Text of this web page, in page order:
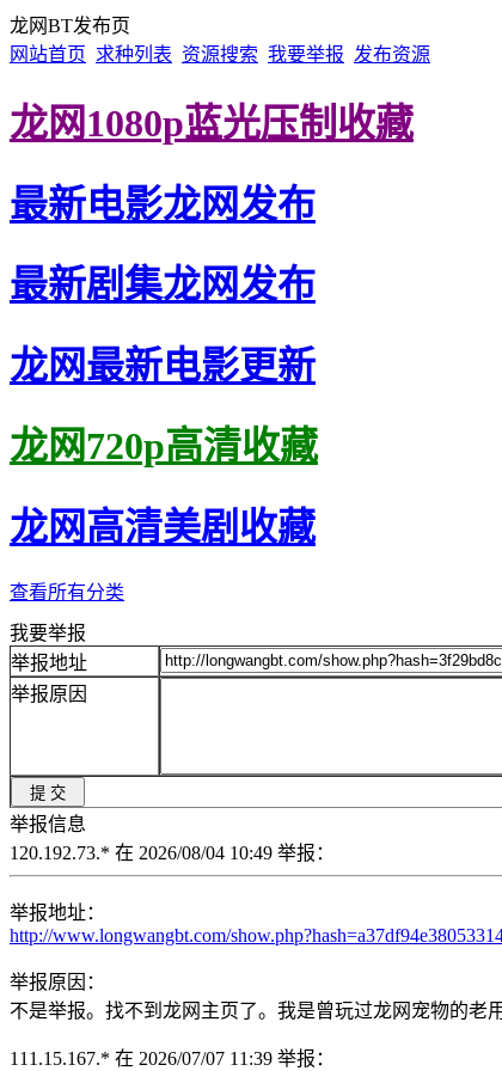
龙网BT发布页
网站首页 求种列表 资源搜索 我要举报 发布资源
龙网1080p蓝光压制收藏
最新电影龙网发布
最新剧集龙网发布
龙网最新电影更新
龙网720p高清收藏
龙网高清美剧收藏
查看所有分类
我要举报
举报地址
举报原因
举报信息
120.192.73.* 在 2026/08/04 10:49 举报：
举报地址：
http://www.longwangbt.com/
举报原因：
不是举报。找不到龙网主页了。我是曾玩过龙网宠物的老
111.15.167.* 在 2026/07/07 11:39 举报：